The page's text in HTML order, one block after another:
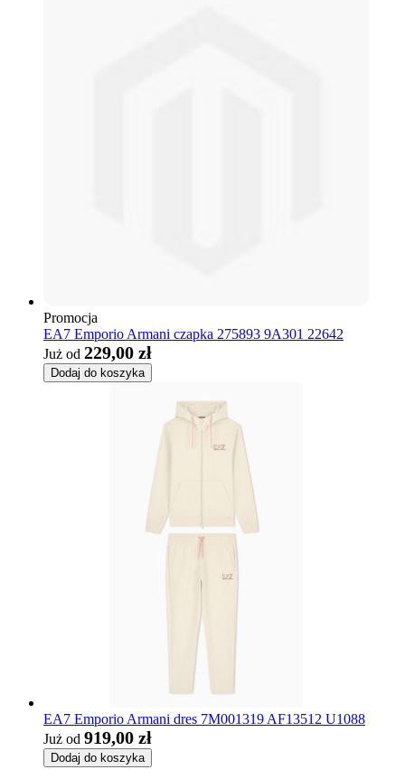
Promocja
EA7 Emporio Armani czapka 275893 9A301 22642
Już od 229,00 zł
Dodaj do koszyka
EA7 Emporio Armani dres 7M001319 AF13512 U1088
Już od 919,00 zł
Dodaj do koszyka